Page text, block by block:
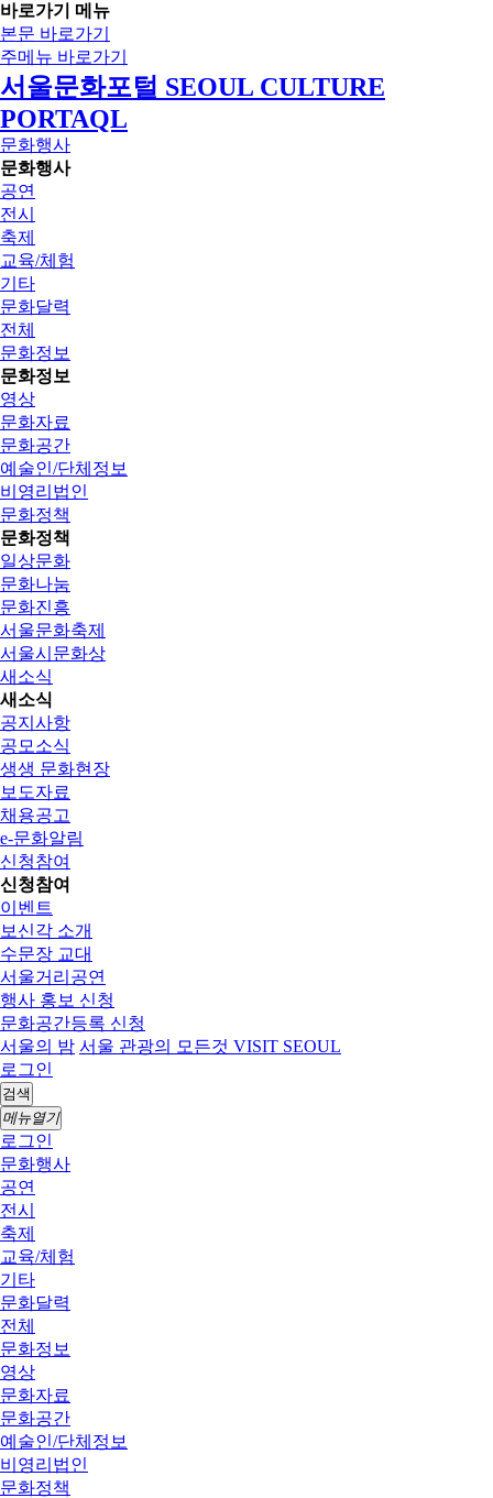
바로가기 메뉴
본문 바로가기
주메뉴 바로가기
서울문화포털 SEOUL CULTURE
PORTAQL
문화행사
문화행사
공연
전시
축제
교육/체험
기타
문화달력
전체
문화정보
문화정보
영상
문화자료
문화공간
예술인/단체정보
비영리법인
문화정책
문화정책
일상문화
문화나눔
문화진흥
서울문화축제
서울시문화상
새소식
새소식
공지사항
공모소식
생생 문화현장
보도자료
채용공고
e-문화알림
신청참여
신청참여
이벤트
보신각 소개
수문장 교대
서울거리공연
행사 홍보 신청
문화공간등록 신청
서울의 밤 서울 관광의 모든것 VISIT SEOUL
로그인
검색
메뉴열기
로그인
문화행사
공연
전시
축제
교육/체험
기타
문화달력
전체
문화정보
영상
문화자료
문화공간
예술인/단체정보
비영리법인
문화정책